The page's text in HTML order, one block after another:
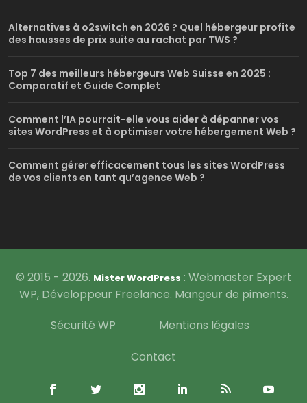
Alternatives à o2switch en 2026 ? Quel hébergeur profite
des hausses de prix suite au rachat par TWS ?
Top 7 des meilleurs hébergeurs Web Suisse en 2025 :
Comparatif et Guide Complet
Comment l’IA pourrait-elle vous aider à dépanner vos
sites WordPress et à optimiser votre hébergement Web ?
Comment gérer efficacement tous les sites WordPress
de vos clients en tant qu’agence Web ?
© 2015 - 2026. Mister WordPress : Webmaster Expert
WP, Développeur Freelance. Mangeur de piments.
Sécurité WP
Mentions légales
Contact